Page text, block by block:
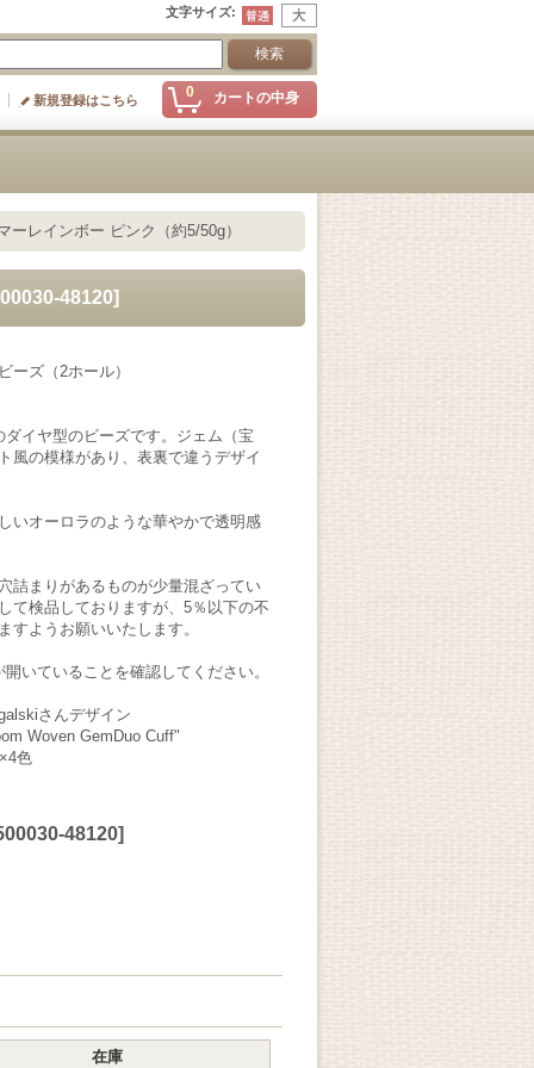
文字サイズ:
0 カートの中身
新規登録はこちら
ーレインボー ピンク（約5/50g）
48120]
ーズ（2ホール）
イヤ型のビーズです。ジェム（宝
風の模様があり、表裏で違うデザイ
いオーロラのような華やかで透明感
詰まりがあるものが少量混ざってい
て検品しておりますが、5％以下の不
すようお願いいたします。
いていることを確認してください。
さんデザイン
Woven GemDuo Cuff"
色
48120]
在庫